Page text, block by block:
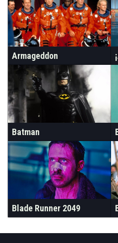
Armageddon
Batman
Blade Runner 2049